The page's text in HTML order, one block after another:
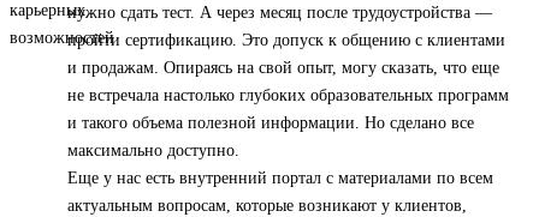
нужно сдать тест. А через месяц после трудоустройства —
пройти сертификацию. Это допуск к общению с клиентами
и продажам. Опираясь на свой опыт, могу сказать, что еще
не встречала настолько глубоких образовательных программ
и такого объема полезной информации. Но сделано все
максимально доступно.
Еще у нас есть внутренний портал с материалами по всем
актуальным вопросам, которые возникают у клиентов,